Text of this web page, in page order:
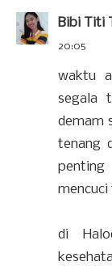
Bibi Titi
20:05
waktu
segala
demam
tenang
mencuci
di